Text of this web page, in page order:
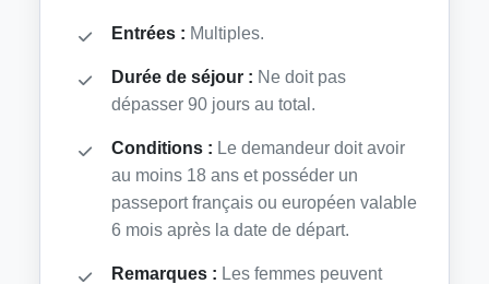
Entrées : Multiples.
Durée de séjour : Ne doit pas
dépasser 90 jours au total.
Conditions : Le demandeur doit avoir
au moins 18 ans et posséder un
passeport français ou européen valable
6 mois après la date de départ.
Remarques : Les femmes peuvent